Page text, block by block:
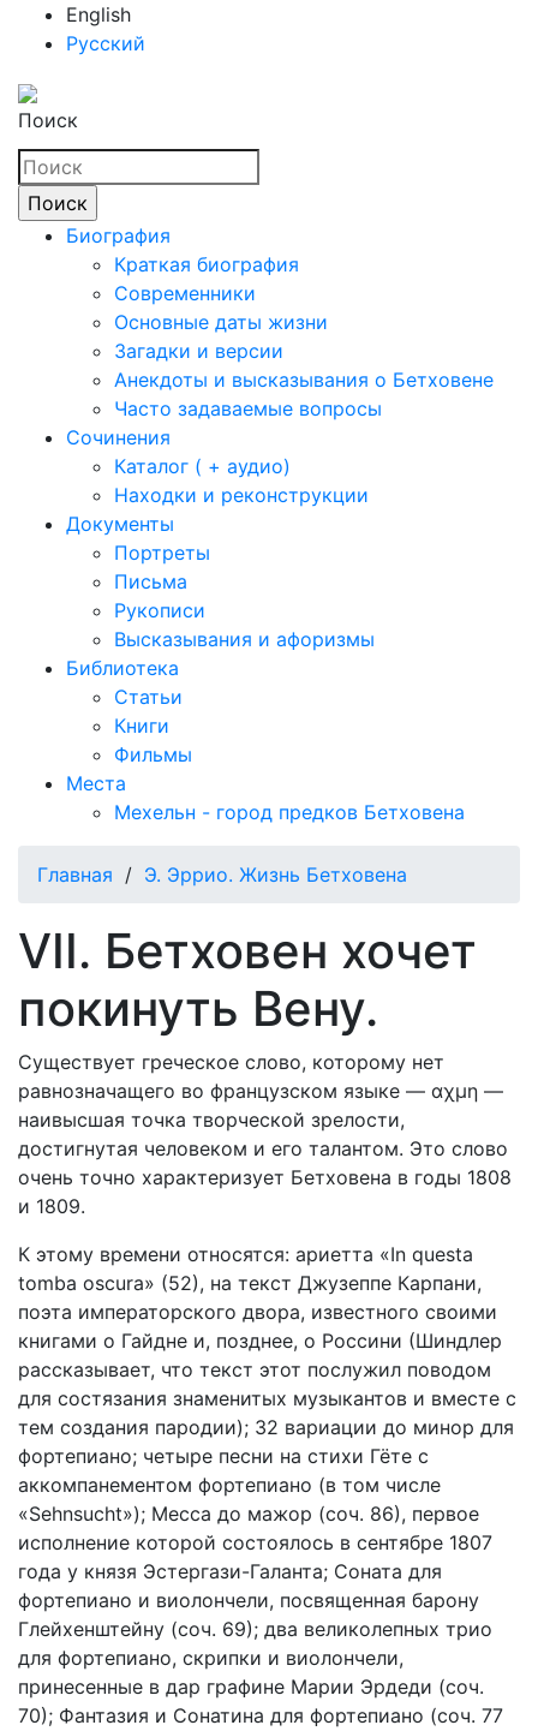
English
Русский
Поиск
Биография
Краткая биография
Современники
Основные даты жизни
Загадки и версии
Анекдоты и высказывания о Бетховене
Часто задаваемые вопросы
Сочинения
Каталог ( + аудио)
Находки и реконструкции
Документы
Портреты
Письма
Рукописи
Высказывания и афоризмы
Библиотека
Статьи
Книги
Фильмы
Места
Мехельн - город предков Бетховена
Главная / Э. Эррио. Жизнь Бетховена
VII. Бетховен хочет
покинуть Вену.
Существует греческое слово, которому нет
равнозначащего во французском языке — αχμη —
наивысшая точка творческой зрелости,
достигнутая человеком и его талантом. Это слово
очень точно характеризует Бетховена в годы 1808
и 1809.
К этому времени относятся: ариетта «In questa
tomba oscura» (52), на текст Джузеппе Карпани,
поэта императорского двора, известного своими
книгами о Гайдне и, позднее, о Россини (Шиндлер
рассказывает, что текст этот послужил поводом
для состязания знаменитых музыкантов и вместе с
тем создания пародии); 32 вариации до минор для
фортепиано; четыре песни на стихи Гёте с
аккомпанементом фортепиано (в том числе
«Sehnsucht»); Месса до мажор (соч. 86), первое
исполнение которой состоялось в сентябре 1807
года у князя Эстергази-Галанта; Соната для
фортепиано и виолончели, посвященная барону
Глейхенштейну (соч. 69); два великолепных трио
для фортепиано, скрипки и виолончели,
принесенные в дар графине Марии Эрдеди (соч.
70); Фантазия и Сонатина для фортепиано (соч. 77